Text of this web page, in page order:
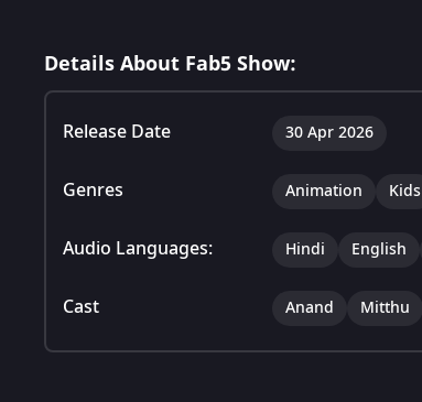
Details About Fab5 Show:
Release Date 30 Apr 2026
Genres Animation Kids
Audio Languages: Hindi English
Cast Anand Mitthu